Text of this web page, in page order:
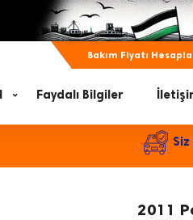
Bakım Fiyatı Hesapla
Faydalı Bilgiler
2011